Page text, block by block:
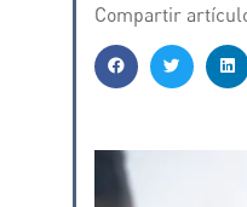
Compartir